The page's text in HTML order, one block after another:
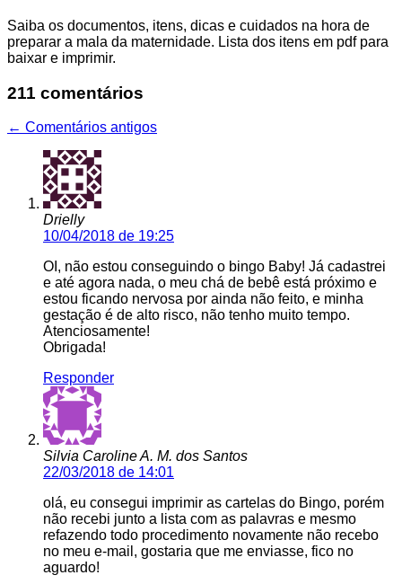
Saiba os documentos, itens, dicas e cuidados na hora de
preparar a mala da maternidade. Lista dos itens em pdf para
baixar e imprimir.
211 comentários
← Comentários antigos
Drielly
10/04/2018 de 19:25
OI, não estou conseguindo o bingo Baby! Já cadastrei
e até agora nada, o meu chá de bebê está próximo e
estou ficando nervosa por ainda não feito, e minha
gestação é de alto risco, não tenho muito tempo.
Atenciosamente!
Obrigada!
Responder
Silvia Caroline A. M. dos Santos
22/03/2018 de 14:01
olá, eu consegui imprimir as cartelas do Bingo, porém
não recebi junto a lista com as palavras e mesmo
refazendo todo procedimento novamente não recebo
no meu e-mail, gostaria que me enviasse, fico no
aguardo!